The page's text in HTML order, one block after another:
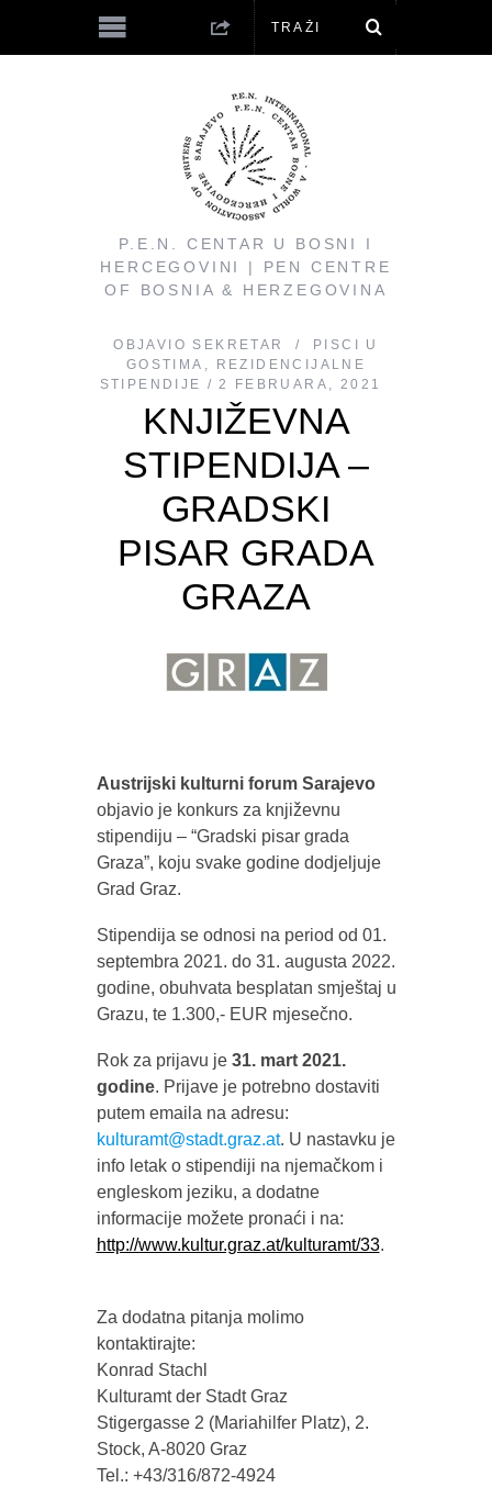
P.E.N. CENTAR U BOSNI I
HERCEGOVINI | PEN CENTRE
OF BOSNIA & HERZEGOVINA
OBJAVIO SEKRETAR
PISCI U
GOSTIMA ,
REZIDENCIJALNE
STIPENDIJE
2 FEBRUARA, 2021
KNJIŽEVNA
STIPENDIJA –
GRADSKI
PISAR GRADA
GRAZA
Austrijski kulturni forum Sarajevo
objavio je konkurs za književnu
stipendiju – “Gradski pisar grada
Graza”, koju svake godine dodjeljuje
Grad Graz.
Stipendija se odnosi na period od 01.
septembra 2021. do 31. augusta 2022.
godine, obuhvata besplatan smještaj u
Grazu, te 1.300,- EUR mjesečno.
Rok za prijavu je 31. mart 2021.
godine. Prijave je potrebno dostaviti
putem emaila na adresu:
kulturamt@stadt.graz.at. U nastavku je
info letak o stipendiji na njemačkom i
engleskom jeziku, a dodatne
informacije možete pronaći i na:
http://www.kultur.graz.at/kulturamt/33.
Za dodatna pitanja molimo
kontaktirajte:
Konrad Stachl
Kulturamt der Stadt Graz
Stigergasse 2 (Mariahilfer Platz), 2.
Stock, A-8020 Graz
Tel.: +43/316/872-4924